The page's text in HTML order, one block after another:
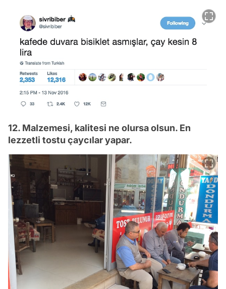
12. Malzemesi, kalitesi ne olursa olsun. En
lezzetli tostu çaycılar yapar.